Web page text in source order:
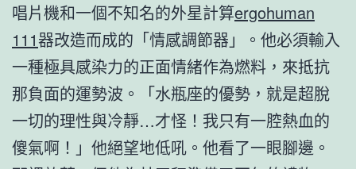
唱片機和一個不知名的外星計算ergohuman
111器改造而成的「情感調節器」。他必須輸入
一種極具感染力的正面情緒作為燃料，來抵抗
那負面的運勢波。「水瓶座的優勢，就是超脫
一切的理性與冷靜…才怪！我只有一腔熱血的
傻氣啊！」他絕望地低吼。他看了一眼腳邊。